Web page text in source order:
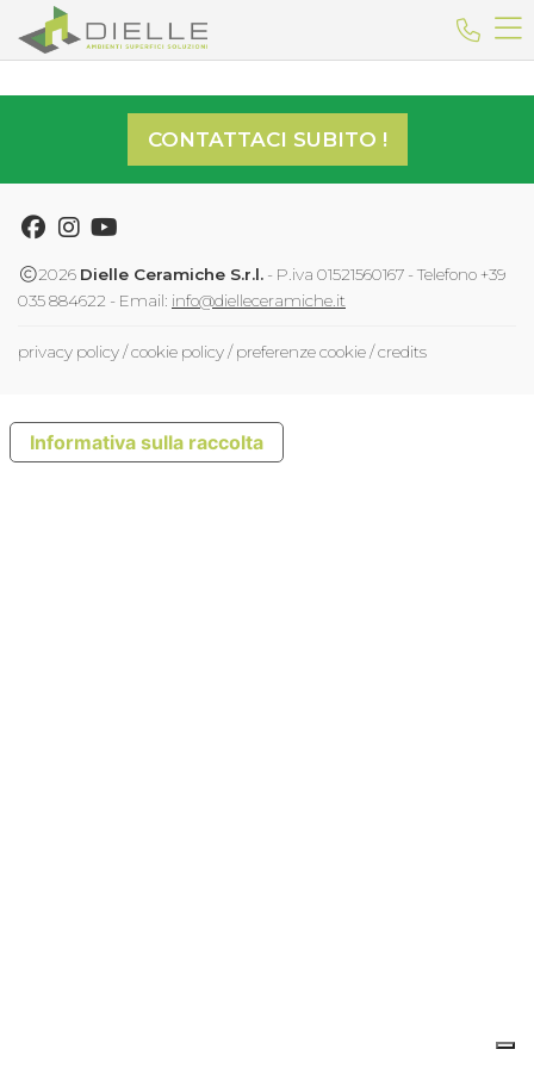
Dielle Ceramiche
CONTATTACI SUBITO !
Facebook
Instagram
Youtube
2026 Dielle Ceramiche S.r.l. - P.iva 01521560167 - Telefono +39
035 884622 - Email: info@dielleceramiche.it
privacy policy/cookie policy/preferenze cookie/credits
Informativa sulla raccolta